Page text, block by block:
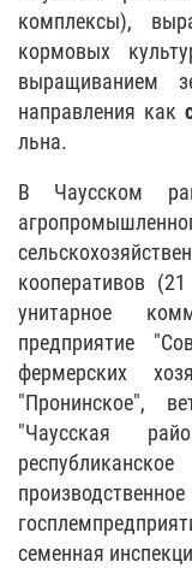
комплексы),
кормовых
выращиванием
направления как
льна.
В Чаусском
кооперативов
унитарное
предприятие
фермерских
"Пронинское",
"Чаусская
семенная